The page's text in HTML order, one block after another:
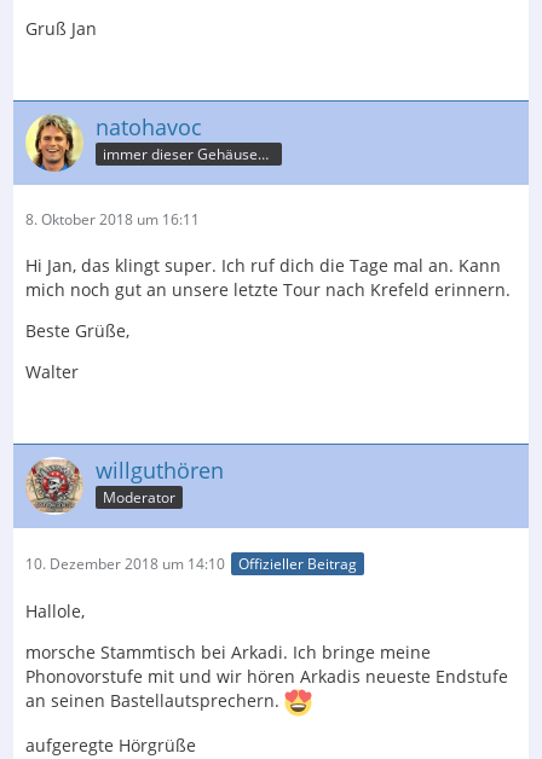
Gruß Jan
natohavoc
immer dieser Gehäusebau
8. Oktober 2018 um 16:11
Hi Jan, das klingt super. Ich ruf dich die Tage mal an. Kann
mich noch gut an unsere letzte Tour nach Krefeld erinnern.
Beste Grüße,
Walter
willguthören
Moderator
10. Dezember 2018 um 14:10 Offizieller Beitrag
Hallole,
morsche Stammtisch bei Arkadi. Ich bringe meine
Phonovorstufe mit und wir hören Arkadis neueste Endstufe
an seinen Bastellautsprechern.
aufgeregte Hörgrüße